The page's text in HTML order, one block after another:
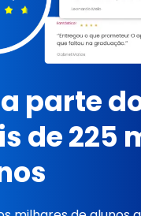
parte
de 225